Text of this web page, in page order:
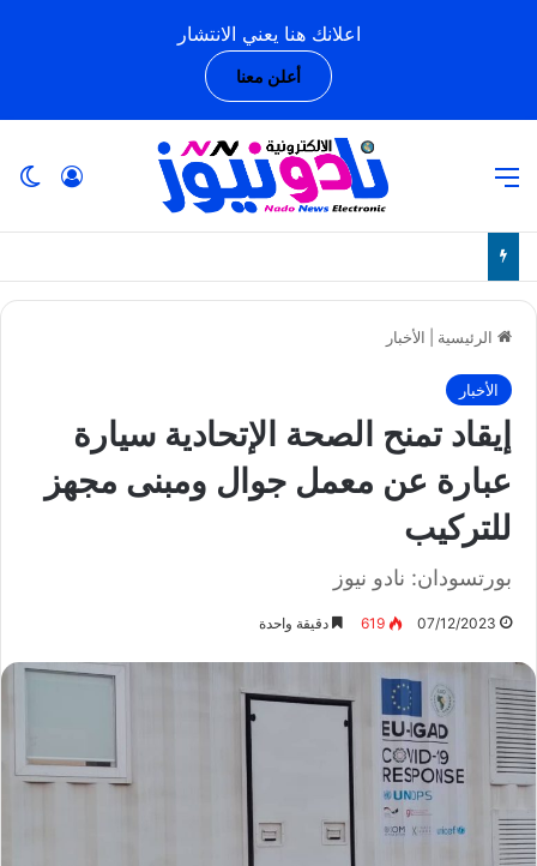
اعلانك هنا يعني الانتشار
أعلن معنا
الرئيسية الأخبار
الأخبار
إيقاد تمنح الصحة الإتحادية سيارة
عبارة عن معمل جوال ومبنى مجهز
للتركيب
بورتسودان: نادو نيوز
07/12/2023
619 دقيقة واحدة